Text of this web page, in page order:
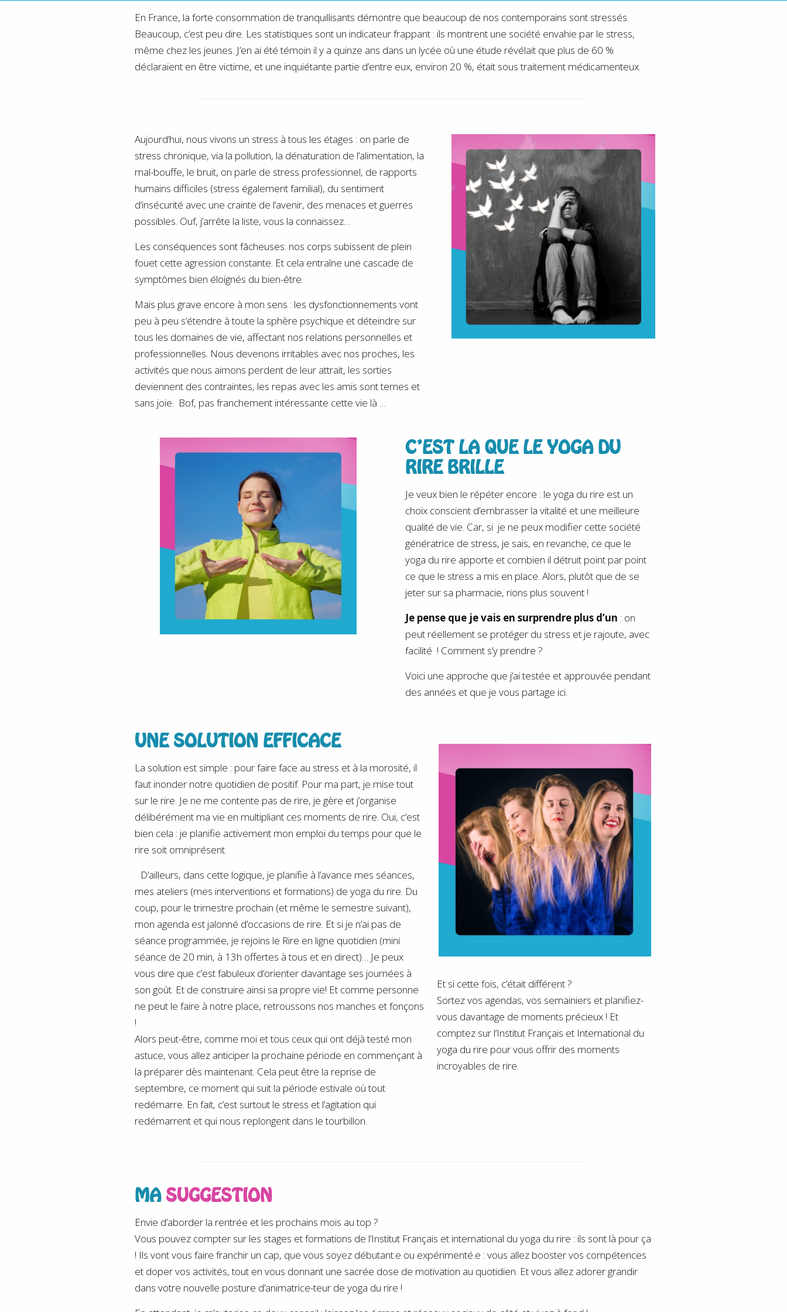
En France, la forte consommation de tranquillisants démontre que beaucoup de nos contemporains sont stressés.
Beaucoup, c’est peu dire. Les statistiques sont un indicateur frappant : ils montrent une société envahie par le stress,
même chez les jeunes. J’en ai été témoin il y a quinze ans dans un lycée où une étude révélait que plus de 60 %
déclaraient en être victime, et une inquiétante partie d’entre eux, environ 20 %, était sous traitement médicamenteux.
Aujourd’hui, nous vivons un stress à tous les étages : on parle de
stress chronique, via la pollution, la dénaturation de l’alimentation, la
mal-bouffe, le bruit, on parle de stress professionnel, de rapports
humains difficiles (stress également familial), du sentiment
d’insécurité avec une crainte de l’avenir, des menaces et guerres
possibles. Ouf, j’arrête la liste, vous la connaissez…
Les conséquences sont fâcheuses: nos corps subissent de plein
fouet cette agression constante. Et cela entraîne une cascade de
symptômes bien éloignés du bien-être.
Mais plus grave encore à mon sens : les dysfonctionnements vont
peu à peu s’étendre à toute la sphère psychique et déteindre sur
tous les domaines de vie, affectant nos relations personnelles et
professionnelles. Nous devenons irritables avec nos proches, les
activités que nous aimons perdent de leur attrait, les sorties
deviennent des contraintes, les repas avec les amis sont ternes et
sans joie. Bof, pas franchement intéressante cette vie là …
C’EST LA QUE LE YOGA DU
RIRE BRILLE
Je veux bien le répéter encore : le yoga du rire est un
choix conscient d’embrasser la vitalité et une meilleure
qualité de vie. Car, si je ne peux modifier cette société
génératrice de stress, je sais, en revanche, ce que le
yoga du rire apporte et combien il détruit point par point
ce que le stress a mis en place. Alors, plutôt que de se
jeter sur sa pharmacie, rions plus souvent !
Je pense que je vais en surprendre plus d’un : on
peut réellement se protéger du stress et je rajoute, avec
facilité ! Comment s’y prendre ?
Voici une approche que j’ai testée et approuvée pendant
des années et que je vous partage ici.
UNE SOLUTION EFFICACE
La solution est simple : pour faire face au stress et à la morosité, il
faut inonder notre quotidien de positif. Pour ma part, je mise tout
sur le rire. Je ne me contente pas de rire, je gère et j’organise
délibérément ma vie en multipliant ces moments de rire. Oui, c’est
bien cela : je planifie activement mon emploi du temps pour que le
rire soit omniprésent.
D’ailleurs, dans cette logique, je planifie à l’avance mes séances,
mes ateliers (mes interventions et formations) de yoga du rire. Du
coup, pour le trimestre prochain (et même le semestre suivant),
mon agenda est jalonné d’occasions de rire. Et si je n’ai pas de
séance programmée, je rejoins le Rire en ligne quotidien (mini
séance de 20 min, à 13h offertes à tous et en direct)… Je peux
vous dire que c’est fabuleux d’orienter davantage ses journées à
son goût. Et de construire ainsi sa propre vie! Et comme personne
ne peut le faire à notre place, retroussons nos manches et fonçons
!
Alors peut-être, comme moi et tous ceux qui ont déjà testé mon
astuce, vous allez anticiper la prochaine période en commençant à
la préparer dès maintenant. Cela peut être la reprise de
septembre, ce moment qui suit la période estivale où tout
redémarre. En fait, c’est surtout le stress et l’agitation qui
redémarrent et qui nous replongent dans le tourbillon.
Et si cette fois, c’était différent ?
Sortez vos agendas, vos semainiers et planifiez-
vous davantage de moments précieux ! Et
comptez sur l’Institut Français et International du
yoga du rire pour vous offrir des moments
incroyables de rire.
MASUGGESTION
Envie d’aborder la rentrée et les prochains mois au top ?
Vous pouvez compter sur les stages et formations de l’Institut Français et international du yoga du rire : ils sont là pour ça
! Ils vont vous faire franchir un cap, que vous soyez débutant.e ou expérimenté.e : vous allez booster vos compétences
et doper vos activités, tout en vous donnant une sacrée dose de motivation au quotidien. Et vous allez adorer grandir
dans votre nouvelle posture d’animatrice-teur de yoga du rire !